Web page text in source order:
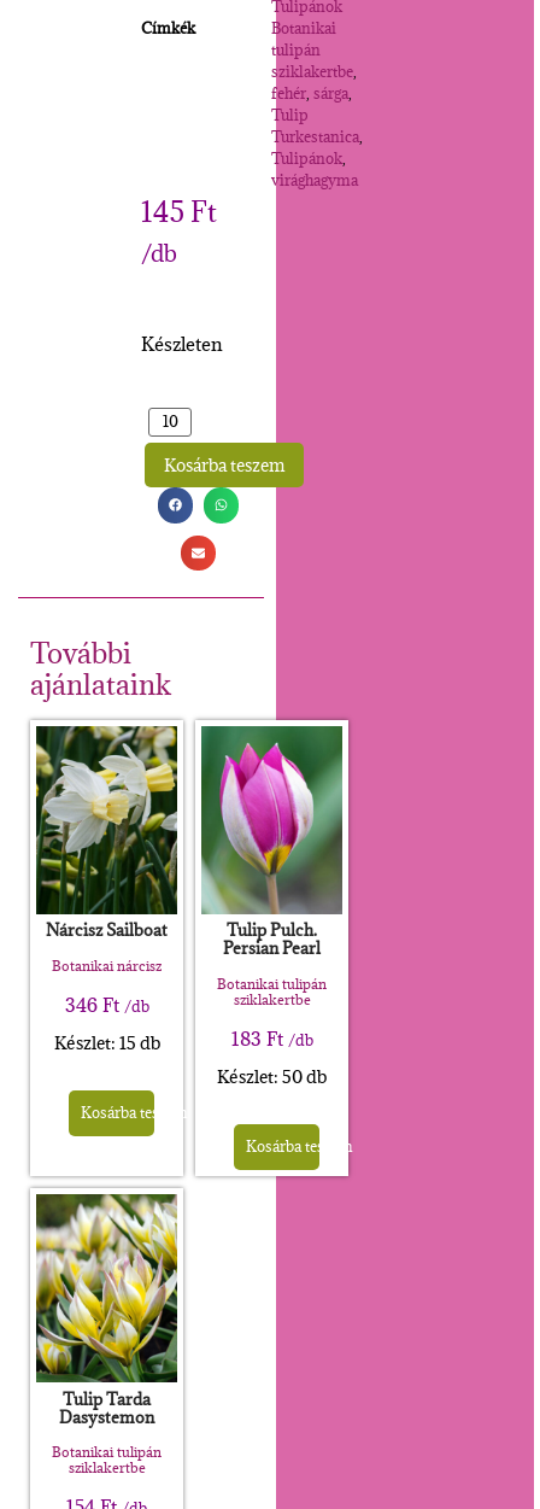
Tulipánok
Címkék
Botanikai
tulipán
sziklakertbe,
fehér,sárga,
Tulip
Turkestanica,
Tulipánok,
virághagyma
145 Ft
/db
Készleten
Kosárba teszem
Alternative:
További
ajánlataink
Nárcisz Sailboat
Botanikai nárcisz
346Ft /db
Készlet: 15 db
Kosárba teszem
Tulip Pulch.
Persian Pearl
Botanikai tulipán
sziklakertbe
183 Ft /db
Készlet: 50 db
Kosárba teszem
Tulip Tarda
Dasystemon
Botanikai tulipán
sziklakertbe